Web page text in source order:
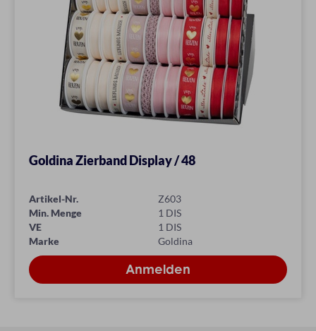
Goldina Zierband Display / 48
Artikel-Nr.
Z603
Min. Menge
1 DIS
VE
1 DIS
Marke
Goldina